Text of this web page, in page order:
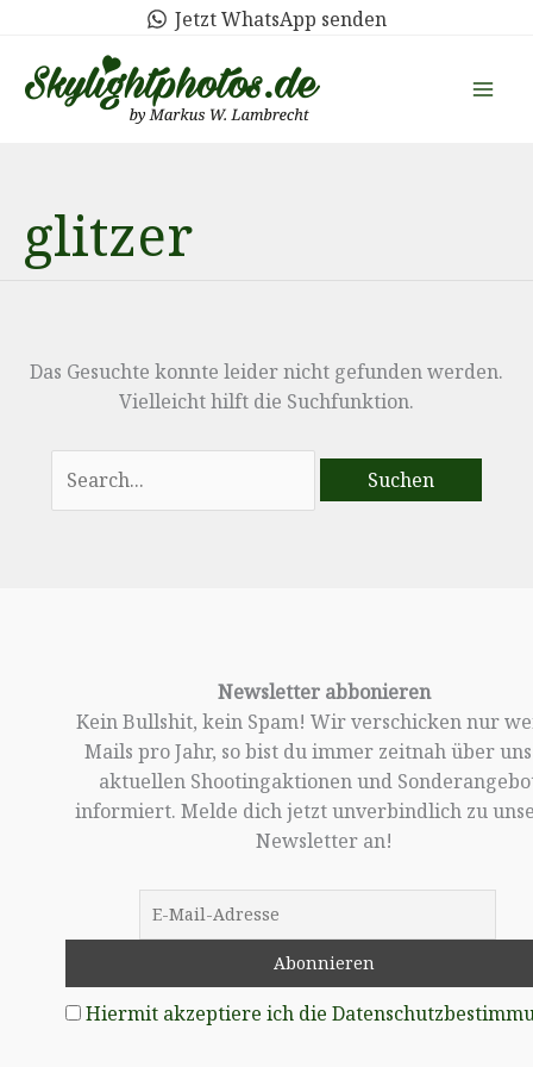
springen
Jetzt WhatsApp senden
glitzer
Das Gesuchte konnte leider nicht gefunden werden.
Vielleicht hilft die Suchfunktion.
nach:
Newsletter abbonieren
Kein Bullshit, kein Spam! Wir verschicken nur
Mails pro Jahr, so bist du immer zeitnah über
aktuellen Shootingaktionen und
informiert. Melde dich jetzt unverbindlich zu
Newsletter an!
Hiermit akzeptiere ich die